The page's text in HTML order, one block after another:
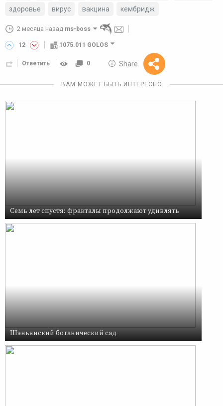
здоровье
вирус вакцина кембридж
2 месяца назад ms-boss
12 1075.011 GOLOS
Ответить 0 Share
Reward
10 GOLOS
ВАМ МОЖЕТ БЫТЬ ИНТЕРЕСНО
Семь лет спустя: фракталы продолжают удивлять
Шэньянский ботанический сад